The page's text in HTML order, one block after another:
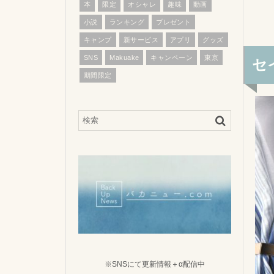
セ
本 限定 オシャレ 趣味 動画
小説 ランキング プレゼント
キャンプ 新サービス アプリ グッズ
SNS Makuake キャンペーン 東京
期間限定
※SNSにて更新情報＋α配信中